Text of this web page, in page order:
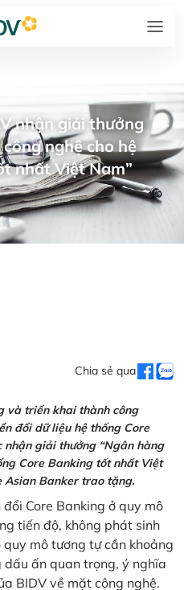
nhận giải thưởng
nghệ cho hệ
nhất Việt Nam”
Chia sẻ qua
và triển khai thành công
đổi dữ liệu hệ thống Core
giải thưởng “Ngân hàng
Core Banking tốt nhất Việt
Asian Banker trao tặng.
Core Banking ở quy mô
tiến độ, không phát sinh
mô tương tự cần khoảng
ấn quan trọng, ý nghĩa
BIDV về mặt công nghệ.